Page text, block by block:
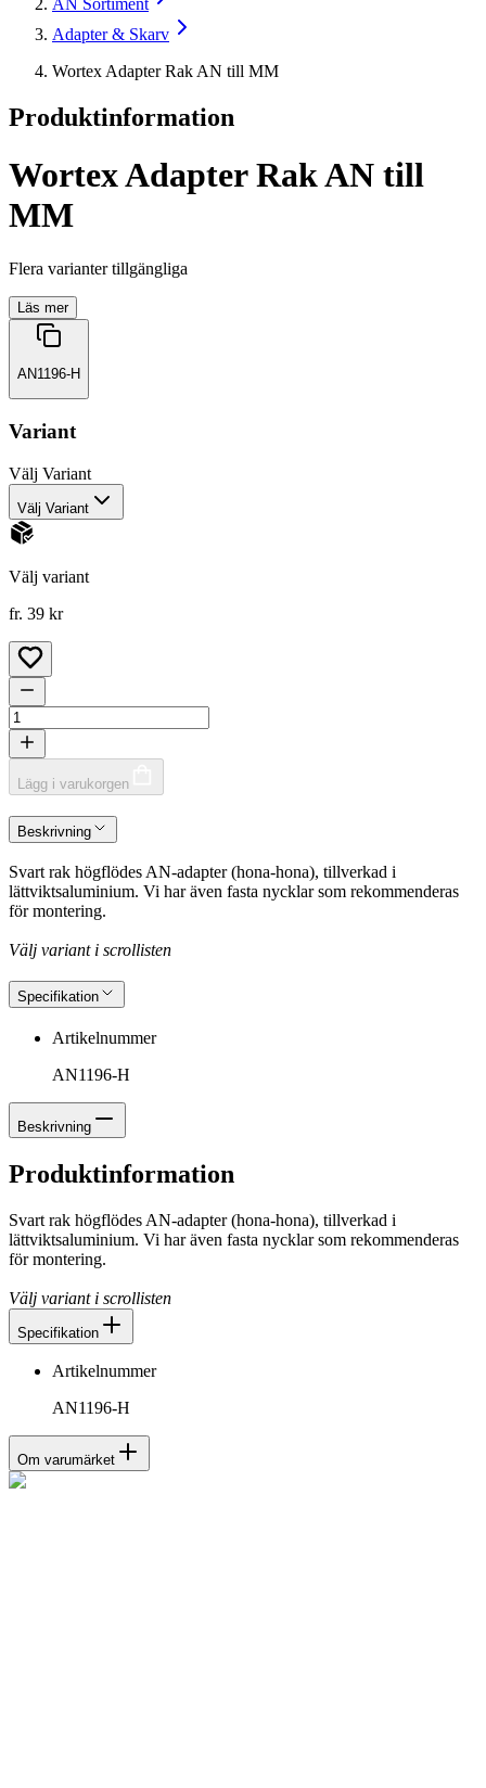
AN Sortiment
Adapter & Skarv
Wortex Adapter Rak AN till MM
Produktinformation
Wortex Adapter Rak AN till
MM
Flera varianter tillgängliga
Läs mer
AN1196-H
Variant
Välj Variant
Välj Variant
Välj variant
fr. 39 kr
Lägg i varukorgen
Beskrivning
Svart rak högflödes AN-adapter (hona-hona), tillverkad i
lättviktsaluminium. Vi har även fasta nycklar som rekommenderas
för montering.
Välj variant i scrollisten
Specifikation
Artikelnummer
AN1196-H
Beskrivning
Produktinformation
Svart rak högflödes AN-adapter (hona-hona), tillverkad i
lättviktsaluminium. Vi har även fasta nycklar som rekommenderas
för montering.
Välj variant i scrollisten
Specifikation
Artikelnummer
AN1196-H
Om varumärket